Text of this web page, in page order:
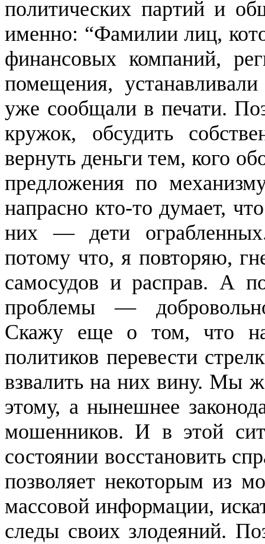
политических партий и
именно: “Фамилии лиц,
финансовых компаний,
помещения,
уже сообщали в печати.
кружок, обсудить
вернуть деньги тем, кого
предложения по
напрасно кто-то думает,
них — дети
потому что, я повторяю,
самосудов и расправ. А
проблемы —
Скажу еще о том, что
политиков перевести
взвалить на них вину. Мы
этому, а нынешнее
мошенников. И в этой
состоянии восстановить
позволяет некоторым из
массовой информации,
следы своих злодеяний.